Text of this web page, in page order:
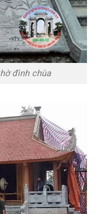
đình chùa